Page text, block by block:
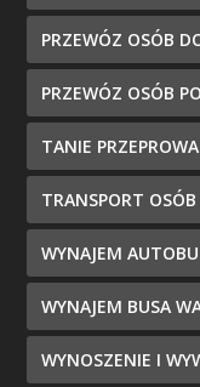
PRZEWÓZ OSÓB
PRZEWÓZ OSÓB
TANIE
TRANSPORT
WYNAJEM
WYNAJEM BUSA
WYNOSZENIE I